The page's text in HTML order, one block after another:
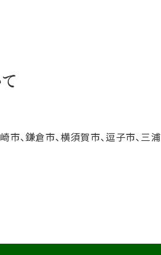
市、鎌倉市、横須賀市、逗子市、三浦